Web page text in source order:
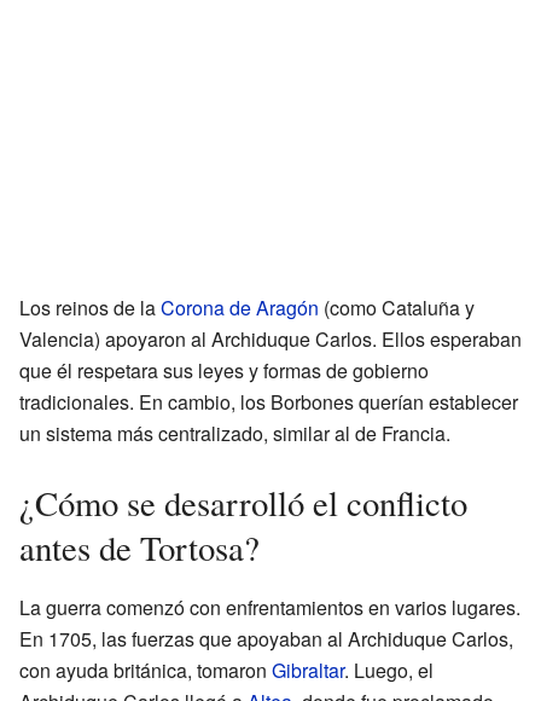
Los reinos de laCorona de Aragón (como Cataluña y
Valencia) apoyaron al Archiduque Carlos. Ellos esperaban
que él respetara sus leyes y formas de gobierno
tradicionales. En cambio, los Borbones querían establecer
un sistema más centralizado, similar al de Francia.
¿Cómo se desarrolló el conflicto
antes de Tortosa?
La guerra comenzó con enfrentamientos en varios lugares.
En 1705, las fuerzas que apoyaban al Archiduque Carlos,
con ayuda británica, tomaron Gibraltar. Luego, el